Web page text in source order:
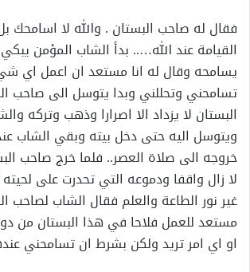
فقال له صاحب البستان . والله لا اسامحك
القيامة عند الله….. بدأ الشاب المؤمن
يسامحه وقال له انا مستعد ان اعمل اي
تسامحني وتحللني وبدا يتوسل الى صاحب
البستان لا يزداد الا اصرارا وذهب وتركه
ويتوسل اليه حتى دخل بيته وبقي الشاب
خروجه الى صلاة العصر.. فلما خرج صاحب
لا زال واقفا ودموعه التي تحدرت على
غير نور الطاعة والعلم فقال الشاب لصاحب
مستعد للعمل فلاحا في هذا البستان من
او اي امر تريد ولكن بشرط ان تسامحني